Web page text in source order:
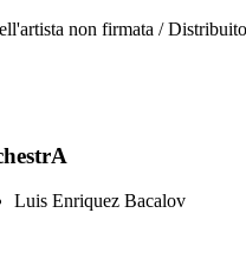
non firmata /
Luis Enriquez Bacalov